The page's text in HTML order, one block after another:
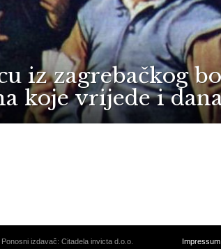
iz zagrebačkog
koje vrijede i
izdavač: Citadela invicta d.o.o. Impressum